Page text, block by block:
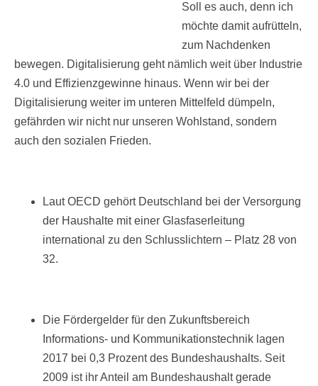
Soll es auch, denn ich
möchte damit aufrütteln,
zum Nachdenken
bewegen. Digitalisierung geht nämlich weit über Industrie
4.0 und Effizienzgewinne hinaus. Wenn wir bei der
Digitalisierung weiter im unteren Mittelfeld dümpeln,
gefährden wir nicht nur unseren Wohlstand, sondern
auch den sozialen Frieden.
Laut OECD gehört Deutschland bei der Versorgung
der Haushalte mit einer Glasfaserleitung
international zu den Schlusslichtern – Platz 28 von
32.
Die Fördergelder für den Zukunftsbereich
Informations- und Kommunikationstechnik lagen
2017 bei 0,3 Prozent des Bundeshaushalts. Seit
2009 ist ihr Anteil am Bundeshaushalt gerade